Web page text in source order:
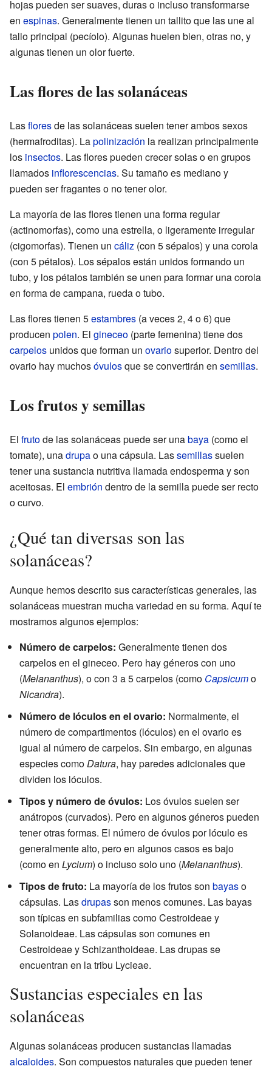
hojas pueden ser suaves, duras o incluso transformarse
en espinas. Generalmente tienen un tallito que las une al
tallo principal (pecíolo). Algunas huelen bien, otras no, y
algunas tienen un olor fuerte.
Las flores de las solanáceas
Lasfloresde las solanáceas suelen tener ambos sexos
(hermafroditas). Lapolinización la realizan principalmente
los insectos. Las flores pueden crecer solas o en grupos
llamados inflorescencias. Su tamaño es mediano y
pueden ser fragantes o no tener olor.
La mayoría de las flores tienen una forma regular
(actinomorfas), como una estrella, o ligeramente irregular
(cigomorfas). Tienen un cáliz (con 5 sépalos) y una corola
(con 5 pétalos). Los sépalos están unidos formando un
tubo, y los pétalos también se unen para formar una corola
en forma de campana, rueda o tubo.
Las flores tienen 5estambres (a veces 2, 4 o 6) que
producen polen. El gineceo (parte femenina) tiene dos
carpelos unidos que forman un ovariosuperior. Dentro del
ovario hay muchosóvulosque se convertirán en semillas.
Los frutos y semillas
El frutode las solanáceas puede ser unabaya (como el
tomate), unadrupao una cápsula. Lassemillassuelen
tener una sustancia nutritiva llamada endosperma y son
aceitosas. El embrión dentro de la semilla puede ser recto
o curvo.
¿Qué tan diversas son las
solanáceas?
Aunque hemos descrito sus características generales, las
solanáceas muestran mucha variedad en su forma. Aquí te
mostramos algunos ejemplos:
Número de carpelos: Generalmente tienen dos
carpelos en el gineceo. Pero hay géneros con uno
(Melananthus), o con 3 a 5 carpelos (como Capsicumo
Nicandra).
Número de lóculos en el ovario: Normalmente, el
número de compartimentos (lóculos) en el ovario es
igual al número de carpelos. Sin embargo, en algunas
especies comoDatura, hay paredes adicionales que
dividen los lóculos.
Tipos y número de óvulos: Los óvulos suelen ser
anátropos (curvados). Pero en algunos géneros pueden
tener otras formas. El número de óvulos por lóculo es
generalmente alto, pero en algunos casos es bajo
(como en Lycium) o incluso solo uno (Melananthus).
Tipos de fruto: La mayoría de los frutos son bayaso
cápsulas. Lasdrupasson menos comunes. Las bayas
son típicas en subfamilias como Cestroideae y
Solanoideae. Las cápsulas son comunes en
Cestroideae y Schizanthoideae. Las drupas se
encuentran en la tribu Lycieae.
Sustancias especiales en las
solanáceas
Algunas solanáceas producen sustancias llamadas
alcaloides. Son compuestos naturales que pueden tener